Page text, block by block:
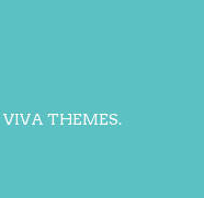
VIVA THEMES.